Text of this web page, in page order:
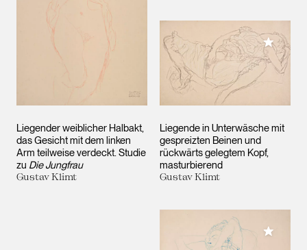
Liegender weiblicher Halbakt,
das Gesicht mit dem linken
Arm teilweise verdeckt. Studie
zu Die Jungfrau
Gustav Klimt
Liegende in Unterwäsche mit
gespreizten Beinen und
rückwärts gelegtem Kopf,
masturbierend
Gustav Klimt
Meiner
Meiner